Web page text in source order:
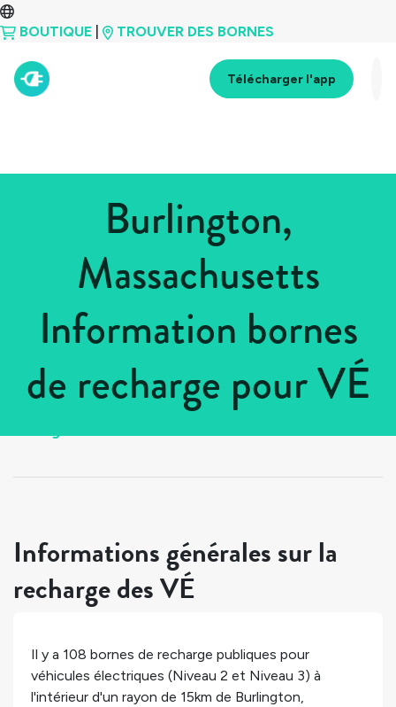
BOUTIQUE TROUVER DES BORNES
Télécharger l'app
Burlington,
Massachusetts
Information bornes
de recharge pour VÉ
États-Unis > Massachusetts
Informations générales sur la
recharge des VÉ
Il y a 108 bornes de recharge publiques pour
véhicules électriques (Niveau 2 et Niveau 3) à
l'intérieur d'un rayon de 15km de Burlington,